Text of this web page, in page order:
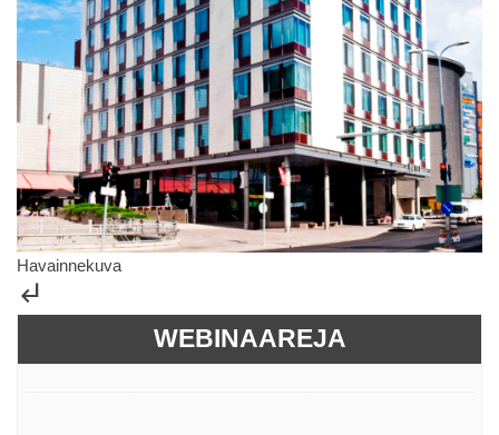
Havainnekuva
subdirectory_arrow_left
WEBINAAREJA